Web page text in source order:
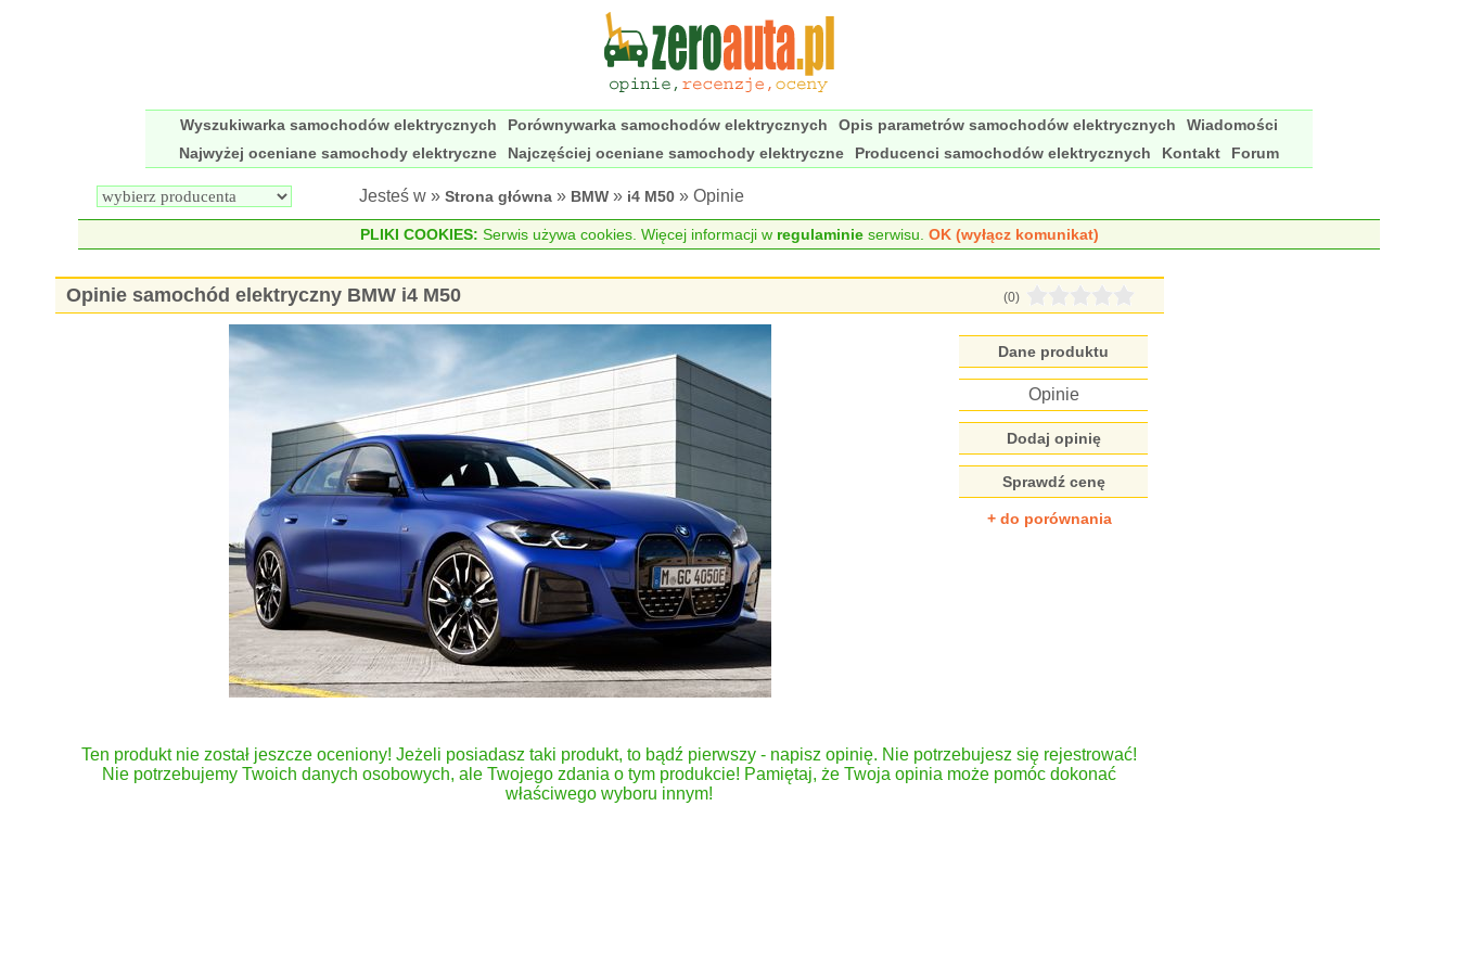
Wyszukiwarka samochodów elektrycznych Porównywarka samochodów elektrycznych Opis parametrów samochodów elektrycznych
Wiadomości
Najwyżej oceniane samochody elektryczne
Najczęściej oceniane samochody elektryczne Producenci samochodów elektrycznych Kontakt Forum
Jesteś w » Strona główna » BMW » i4 M50 » Opinie
PLIKI COOKIES: Serwis używa cookies. Więcej informacji w regulaminieserwisu. OK (wyłącz komunikat)
Opinie samochód elektryczny BMW i4 M50 (0)
Dane produktu
Opinie
Dodaj opinię
Sprawdź cenę
+ do porównania
Ten produkt nie został jeszcze oceniony! Jeżeli posiadasz taki produkt, to bądź pierwszy - napisz opinię. Nie potrzebujesz się rejestrować!
Nie potrzebujemy Twoich danych osobowych, ale Twojego zdania o tym produkcie! Pamiętaj, że Twoja opinia może pomóc dokonać
właściwego wyboru innym!